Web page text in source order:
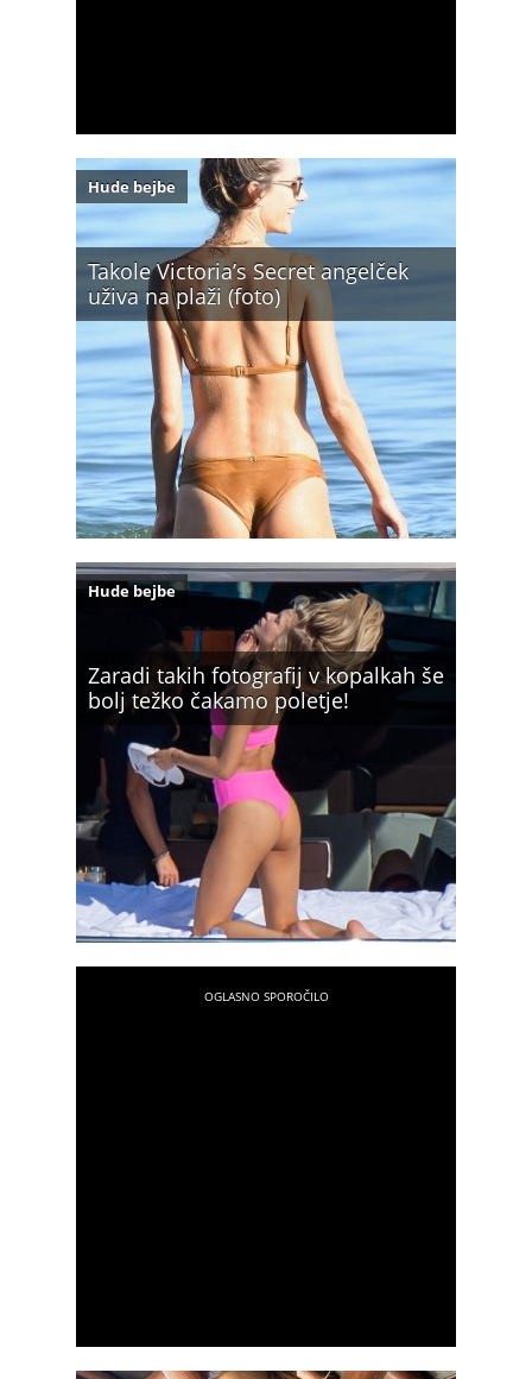
Takole Victoria’s Secret angelček
uživa na plaži (foto)
Hude bejbe
Zaradi takih fotografij v kopalkah še
bolj težko čakamo poletje!
Hude bejbe